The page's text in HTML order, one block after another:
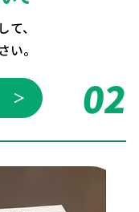
、
。
＞ 02